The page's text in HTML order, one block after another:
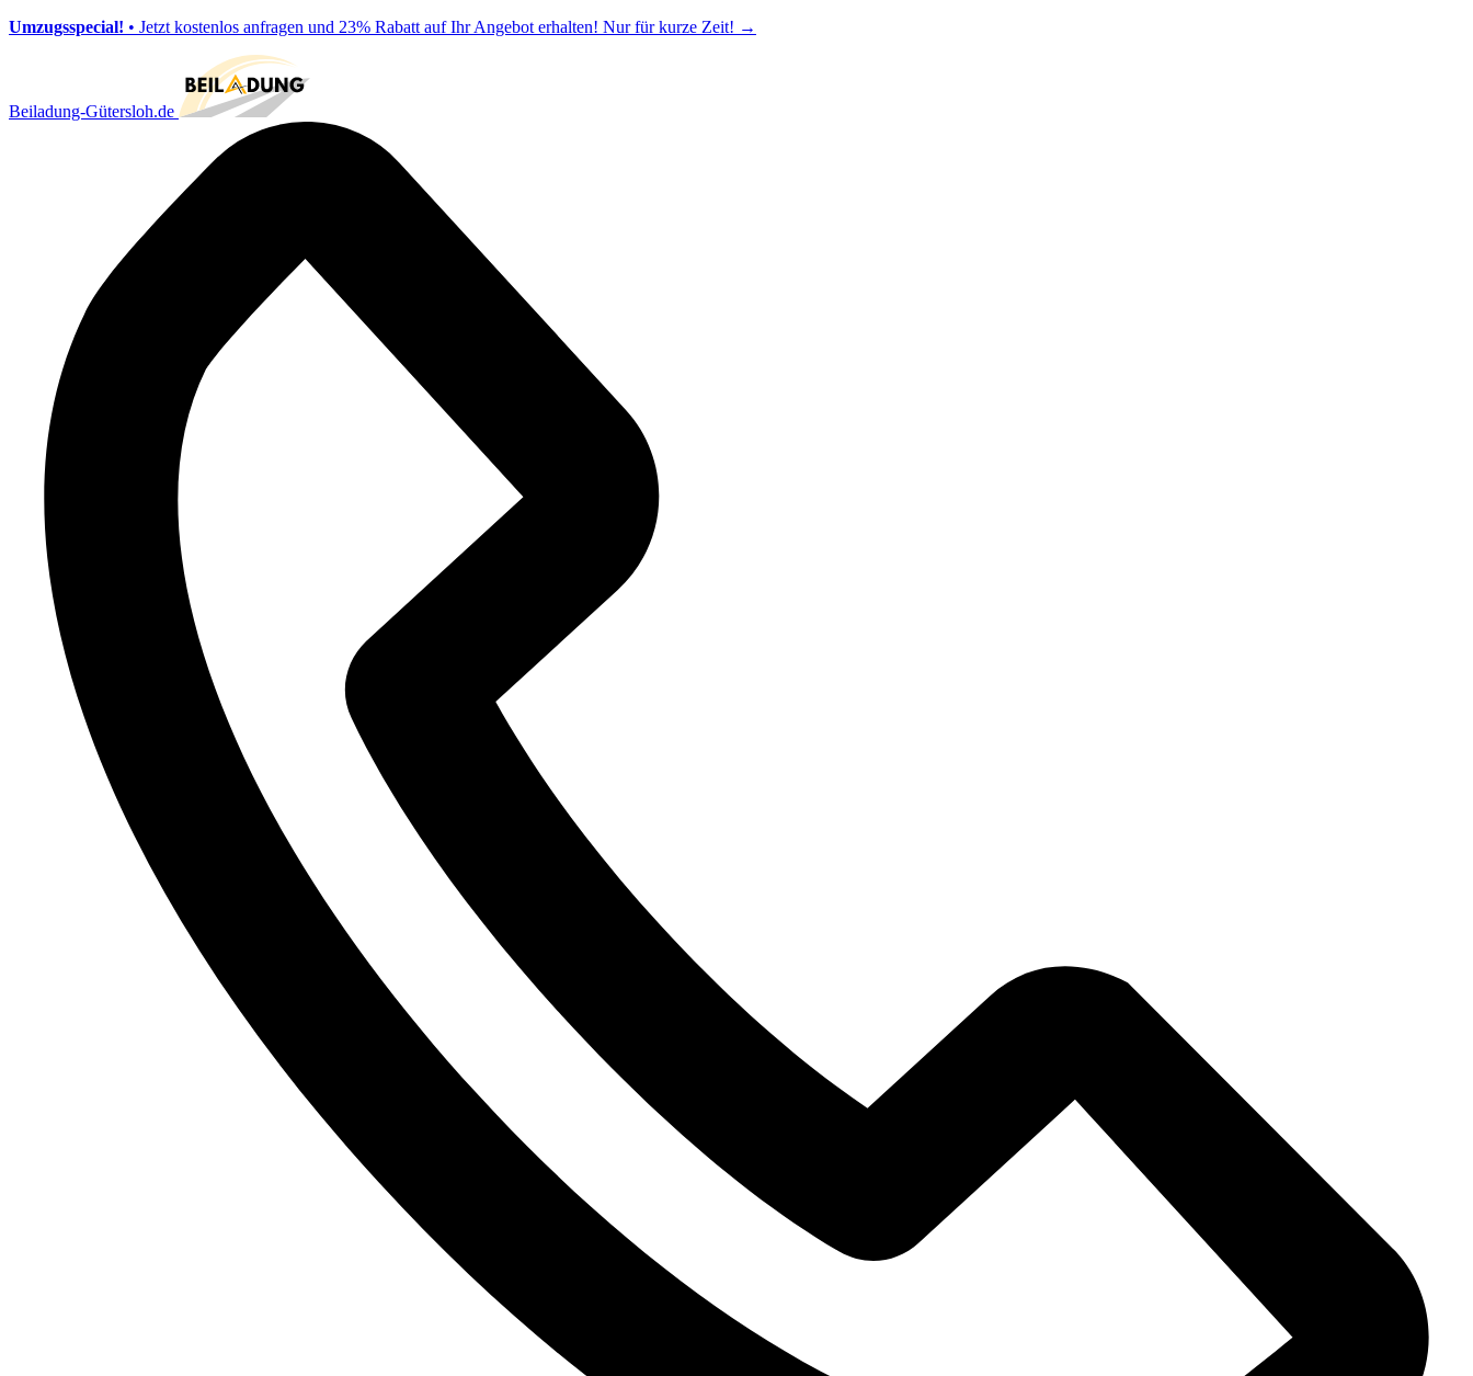
Umzugsspecial! • Jetzt kostenlos anfragen und 23% Rabatt auf Ihr Angebot erhalten! Nur für kurze Zeit! →
Beiladung-Gütersloh.de